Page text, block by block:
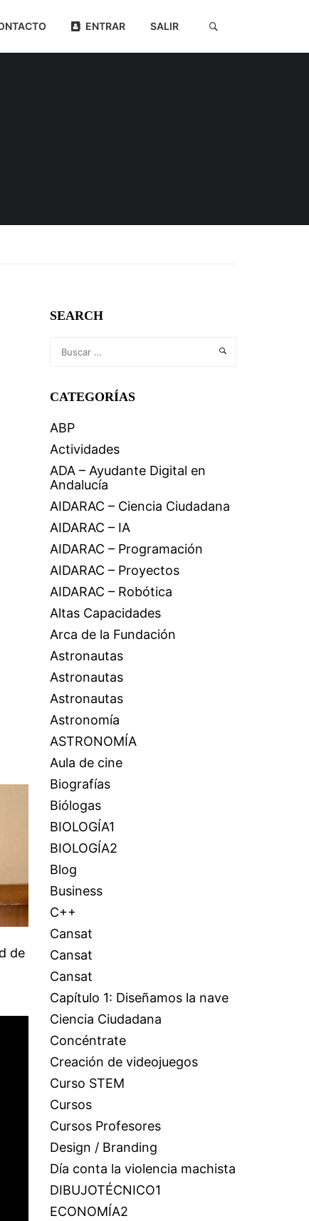
ENTRAR SALIR
de
SEARCH
CATEGORÍAS
ABP
Actividades
ADA – Ayudante Digital en
Andalucía
AIDARAC – Ciencia Ciudadana
AIDARAC – IA
AIDARAC – Programación
AIDARAC – Proyectos
AIDARAC – Robótica
Altas Capacidades
Arca de la Fundación
Astronautas
Astronautas
Astronautas
Astronomía
ASTRONOMÍA
Aula de cine
Biografías
Biólogas
BIOLOGÍA1
BIOLOGÍA2
Blog
Business
C++
Cansat
Cansat
Cansat
Capítulo 1: Diseñamos la nave
Ciencia Ciudadana
Concéntrate
Creación de videojuegos
Curso STEM
Cursos
Cursos Profesores
Design / Branding
Día conta la violencia machista
DIBUJOTÉCNICO1
ECONOMÍA2